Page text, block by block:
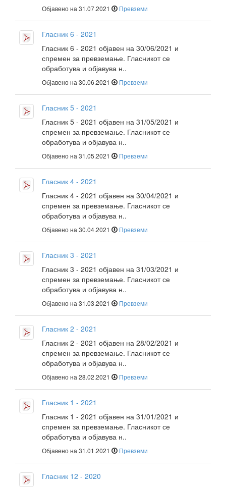
Објавено на 31.07.2021 Превземи
Гласник 6 - 2021
Гласник 6 - 2021 објавен на 30/06/2021 и
спремен за превземање. Гласникот се
обработува и објавува н..
Објавено на 30.06.2021 Превземи
Гласник 5 - 2021
Гласник 5 - 2021 објавен на 31/05/2021 и
спремен за превземање. Гласникот се
обработува и објавува н..
Објавено на 31.05.2021 Превземи
Гласник 4 - 2021
Гласник 4 - 2021 објавен на 30/04/2021 и
спремен за превземање. Гласникот се
обработува и објавува н..
Објавено на 30.04.2021 Превземи
Гласник 3 - 2021
Гласник 3 - 2021 објавен на 31/03/2021 и
спремен за превземање. Гласникот се
обработува и објавува н..
Објавено на 31.03.2021 Превземи
Гласник 2 - 2021
Гласник 2 - 2021 објавен на 28/02/2021 и
спремен за превземање. Гласникот се
обработува и објавува н..
Објавено на 28.02.2021 Превземи
Гласник 1 - 2021
Гласник 1 - 2021 објавен на 31/01/2021 и
спремен за превземање. Гласникот се
обработува и објавува н..
Објавено на 31.01.2021 Превземи
Гласник 12 - 2020